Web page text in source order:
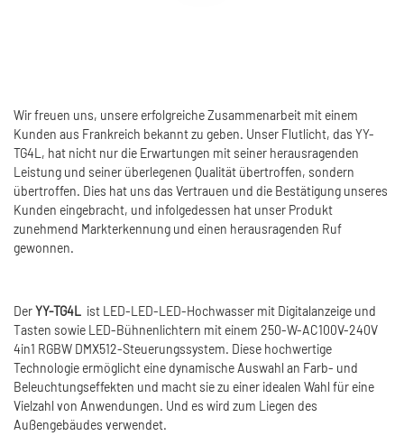
Wir freuen uns, unsere erfolgreiche Zusammenarbeit mit einem
Kunden aus Frankreich bekannt zu geben. Unser Flutlicht, das YY-
TG4L, hat nicht nur die Erwartungen mit seiner herausragenden
Leistung und seiner überlegenen Qualität übertroffen, sondern
übertroffen. Dies hat uns das Vertrauen und die Bestätigung unseres
Kunden eingebracht, und infolgedessen hat unser Produkt
zunehmend Markterkennung und einen herausragenden Ruf
gewonnen.
DerYY-TG4L ist LED-LED-LED-Hochwasser mit Digitalanzeige und
Tasten sowie LED-Bühnenlichtern mit einem 250-W-AC100V-240V
4in1 RGBW DMX512-Steuerungssystem. Diese hochwertige
Technologie ermöglicht eine dynamische Auswahl an Farb- und
Beleuchtungseffekten und macht sie zu einer idealen Wahl für eine
Vielzahl von Anwendungen. Und es wird zum Liegen des
Außengebäudes verwendet.